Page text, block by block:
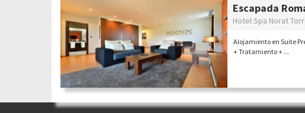
Escapada
Hotel Spa Norat
Alojamiento en Suite
+ Tratamiento + ...